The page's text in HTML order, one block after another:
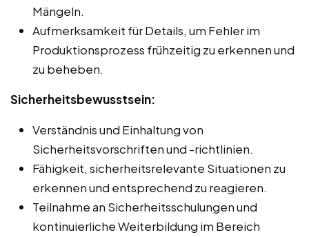
Mängeln.
Aufmerksamkeit für Details, um Fehler im
Produktionsprozess frühzeitig zu erkennen und
zu beheben.
Sicherheitsbewusstsein:
Verständnis und Einhaltung von
Sicherheitsvorschriften und -richtlinien.
Fähigkeit, sicherheitsrelevante Situationen zu
erkennen und entsprechend zu reagieren.
Teilnahme an Sicherheitsschulungen und
kontinuierliche Weiterbildung im Bereich